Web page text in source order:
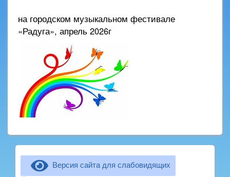
на городском музыкальном фестивале
«Радуга», апрель 2026г
Версия сайта для слабовидящих